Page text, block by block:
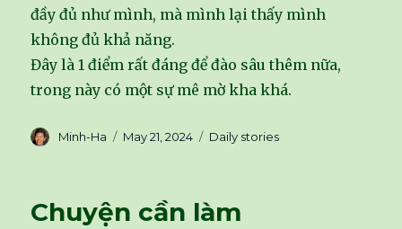
đầy đủ như mình, mà mình lại thấy mình
không đủ khả năng.
Đây là 1 điểm rất đáng để đào sâu thêm nữa,
trong này có một sự mê mờ kha khá.
Author
Minh-Ha
Posted
May 21, 2024 Categories
Daily stories
Chuyện cần làm